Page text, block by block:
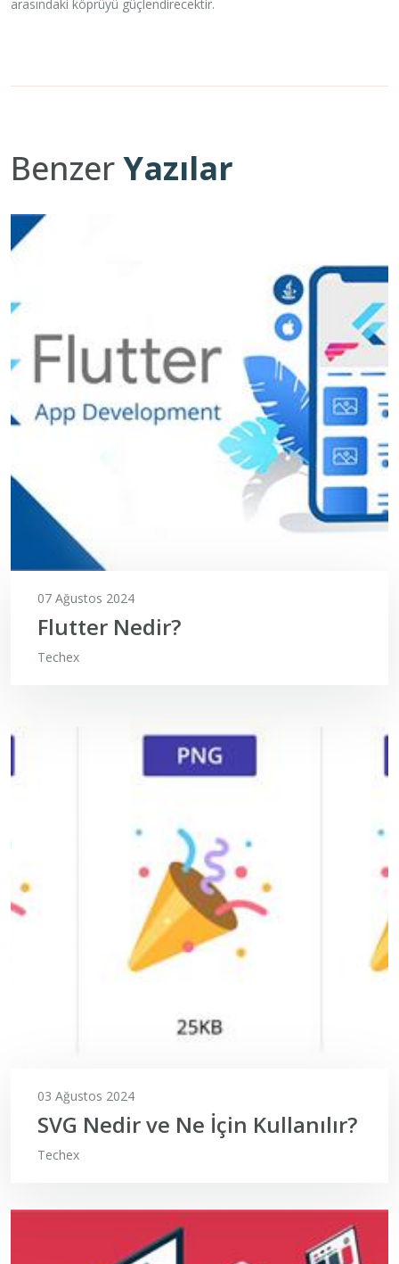
arasındaki köprüyü güçlendirecektir.
BenzerYazılar
07 Ağustos 2024
Flutter Nedir?
Techex
03 Ağustos 2024
SVG Nedir ve Ne İçin Kullanılır?
Techex